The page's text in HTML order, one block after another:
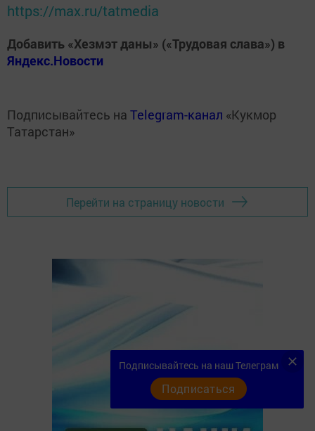
https://max.ru/tatmedia
Добавить «Хезмэт даны» («Трудовая слава») в
Яндекс.Новости
Подписывайтесь на Telegram-канал «Кукмор
Татарстан»
Перейти на страницу новости
Подписывайтесь на наш Телеграм
Подписаться